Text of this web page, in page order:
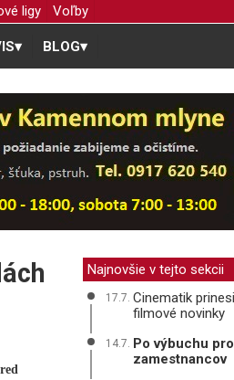
ligy Voľby
▾ BLOG▾
Najnovšie v tejto sekcii
17.7. Cinematik
filmové novinky
14.7. Po výbuchu
zamestnancov